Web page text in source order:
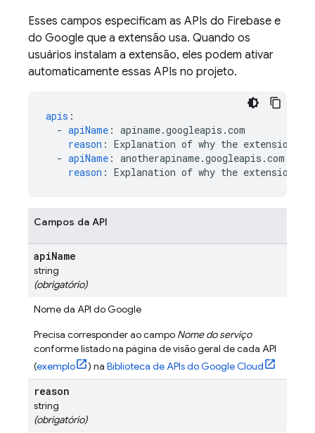
Esses campos especificam as APIs do Firebase e
do Google que a extensão usa. Quando os
usuários instalam a extensão, eles podem ativar
automaticamente essas APIs no projeto.
apis :
- apiName : apiname.googleapis.com
reason : Explanation of why the extension
- apiName : anotherapiname.googleapis.com
reason : Explanation of why the extension
Campos da API
apiName
string
(obrigatório)
Nome da API do Google
Precisa corresponder ao campo Nome do serviço
conforme listado na página de visão geral de cada API
(exemplo ) na Biblioteca de APIs do Google Cloud
reason
string
(obrigatório)